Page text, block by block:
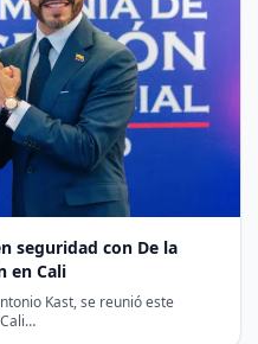
seguridad con De la
en Cali
Kast, se reunió este